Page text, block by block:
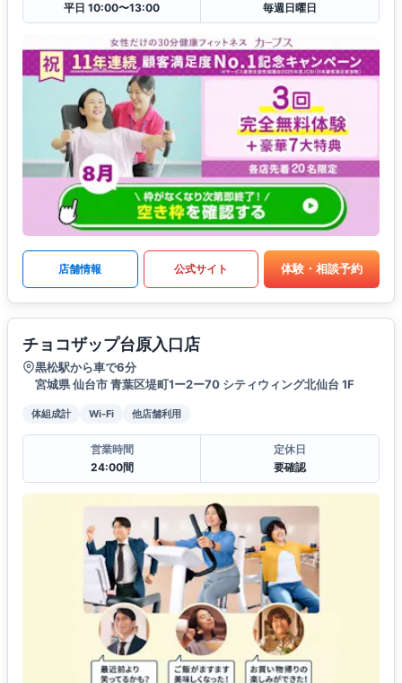
平日 10:00〜13:00
毎週日曜日
店舗情報 公式サイト 体験・相談予約
チョコザップ台原入口店
黒松駅から車で6分
宮城県 仙台市 青葉区堤町1ー2ー70 シティウィング北仙台 1F
体組成計 Wi-Fi 他店舗利用
営業時間
24:00間
定休日
要確認